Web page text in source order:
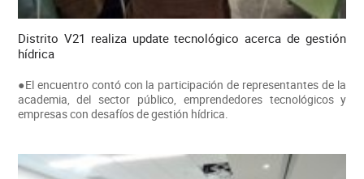
Distrito V21 realiza update tecnológico acerca de gestión
hídrica
●El encuentro contó con la participación de representantes de la
academia, del sector público, emprendedores tecnológicos y
empresas con desafíos de gestión hídrica.